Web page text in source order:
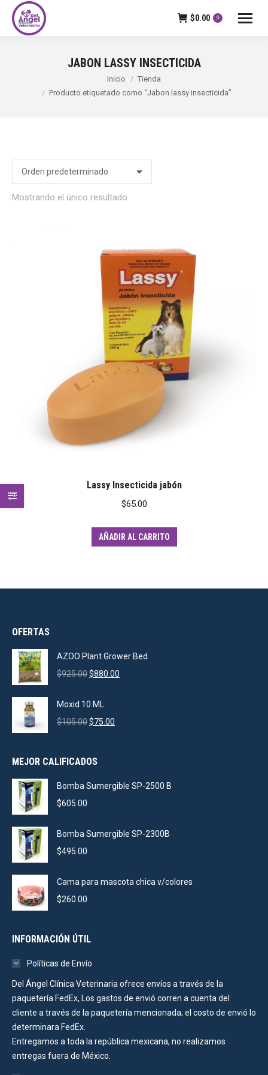
$0.00 0
JABON LASSY INSECTICIDA
Inicio
Tienda
Producto etiquetado como “Jabon lassy insecticida”
Mostrando el único resultado
Lassy Insecticida jabón
$65.00
AÑADIR AL CARRITO
OFERTAS
AZOO Plant Grower Bed
$925.00Original
was:
$925.00.
$880.00
Moxid 10 ML
$105.00Original
$105.00.
$75.00
MEJOR CALIFICADOS
Bomba Sumergible SP-2500 B
$605.00
Bomba Sumergible SP-2300B
$495.00
Cama para mascota chica v/colores
$260.00
INFORMACIÓN ÚTIL
Políticas de Envío
Del Ángel Clínica Veterinaria ofrece envíos a través de la
paquetería FedEx, Los gastos de envió corren a cuenta del
cliente a través de la paquetería mencionada; el costo de envió lo
determinara FedEx.
Entregamos a toda la república mexicana, no realizamos
entregas fuera de México.